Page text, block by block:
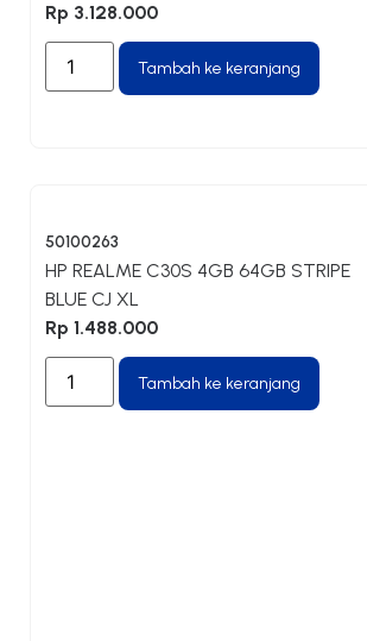
Rp 3.128.000
Tambah ke keranjang
50100263
HP REALME C30S 4GB 64GB STRIPE
BLUE CJ XL
Rp 1.488.000
Tambah ke keranjang